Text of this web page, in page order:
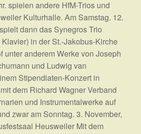
spielen andere HfM-Trios und
Kulturhalle. Am Samstag. 12.
dann das Synegros Trio
in der St.-Jakobus-Kirche
unter anderem Werke von Joseph
und Ludwig van
Stipendiaten-Konzert in
dem Richard Wagner Verband
und Instrumentalwerke auf
zwar am Sonntag. 3. November,
Heusweiler Mit dem